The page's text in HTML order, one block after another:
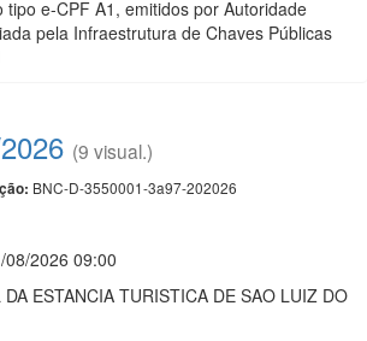
tipo e-CPF A1, emitidos por Autoridade
pela Infraestrutura de Chaves Públicas
(9 visual.)
BNC-D-3550001-3a97-202026
08/2026 09:00
ESTANCIA TURISTICA DE SAO LUIZ DO